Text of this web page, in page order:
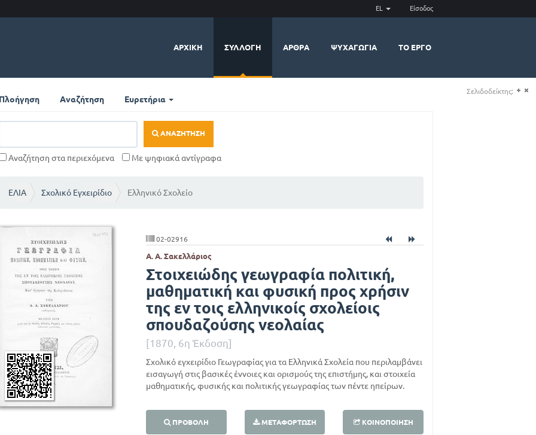
EL Είσοδος
ΑΡΧΙΚΉ ΣΥΛΛΟΓΉ ΆΡΘΡΑ ΨΥΧΑΓΩΓΊΑ ΤΟ ΈΡΓΟ
Πλοήγηση Αναζήτηση Ευρετήρια
ΑΝΑΖΉΤΗΣΗ
Αναζήτηση στα περιεχόμενα Με ψηφιακά αντίγραφα
ΕΛΙΑ Σχολικό Εγχειρίδιο Ελληνικό Σχολείο
02-02916
Α. Α. Σακελλάριος
Στοιχειώδης γεωγραφία πολιτική,
μαθηματική και φυσική προς χρήσιν
της εν τοις ελληνικοίς σχολείοις
σπουδαζούσης νεολαίας
[1870, 6η Έκδοση]
Σχολικό εγχειρίδιο Γεωγραφίας για τα Ελληνικά Σχολεία που περιλαμβάνει
εισαγωγή στις βασικές έννοιες και ορισμούς της επιστήμης, και στοιχεία
μαθηματικής, φυσικής και πολιτικής γεωγραφίας των πέντε ηπείρων.
ΠΡΟΒΟΛΉ ΜΕΤΑΦΌΡΤΩΣΗ ΚΟΙΝΟΠΟΊΗΣΗ
Σελιδοδείκτης: